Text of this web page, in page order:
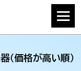
（価格が高い順）